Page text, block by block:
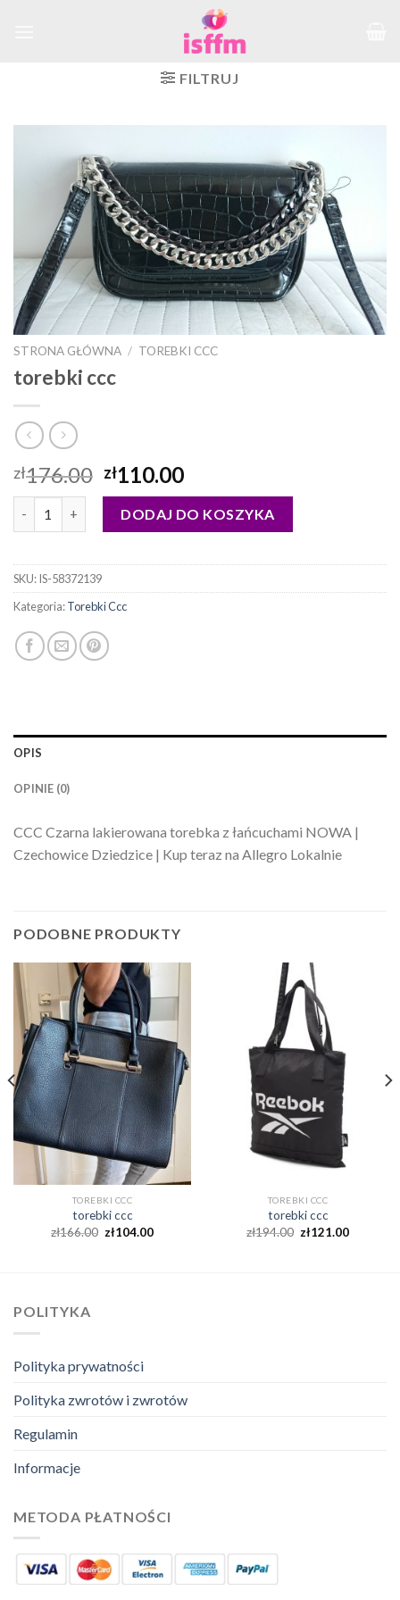
FILTRUJ
STRONA GŁÓWNA / TOREBKI CCC
torebki ccc
zł176.00 zł110.00
DODAJ DO KOSZYKA
SKU:IS-58372139
Kategoria:Torebki Ccc
OPIS
OPINIE (0)
CCC Czarna lakierowana torebka z łańcuchami NOWA |
Czechowice Dziedzice | Kup teraz na Allegro Lokalnie
PODOBNE PRODUKTY
TOREBKI CCC
torebki ccc
zł166.00 zł104.00
TOREBKI CCC
torebki ccc
zł194.00 zł121.00
POLITYKA
Polityka prywatności
Polityka zwrotów i zwrotów
Regulamin
Informacje
METODA PŁATNOŚCI